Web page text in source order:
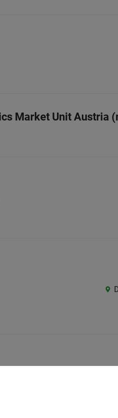
Market Unit Austria